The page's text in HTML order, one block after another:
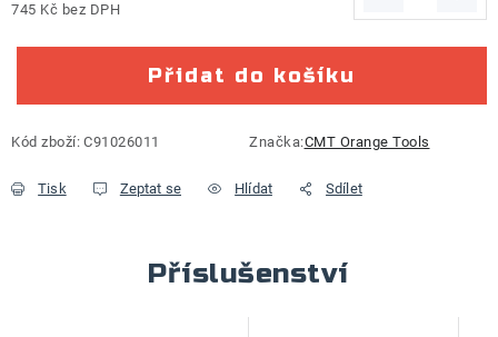
745 Kč bez DPH
Přidat do košíku
Kód zboží: C91026011 Značka:CMT Orange Tools
Tisk Zeptat se Hlídat Sdílet
Příslušenství